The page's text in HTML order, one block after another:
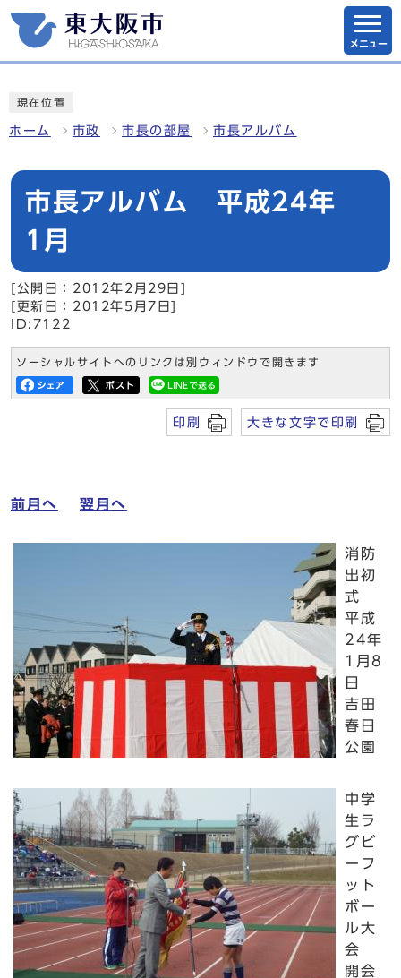
メニュー
現在位置
ホーム 市政 市長の部屋 市長アルバム
市長アルバム 平成24年
1月
[公開日：2012年2月29日]
[更新日：2012年5月7日]
ID:7122
ソーシャルサイトへのリンクは別ウィンドウで開きます
印刷 大きな文字で印刷
前月へ 翌月へ
消防
出初
式
平成
24年
1月8
日
吉田
春日
公園
中学
生ラ
グビ
ーフ
ット
ボー
ル大
会
開会